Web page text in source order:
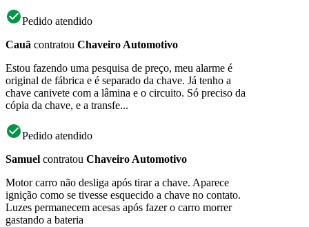
Pedido atendido
Cauã contratou Chaveiro Automotivo
Estou fazendo uma pesquisa de preço, meu alarme é
original de fábrica e é separado da chave. Já tenho a
chave canivete com a lâmina e o circuito. Só preciso da
cópia da chave, e a transfe...
Pedido atendido
Samuel contratou Chaveiro Automotivo
Motor carro não desliga após tirar a chave. Aparece
ignição como se tivesse esquecido a chave no contato.
Luzes permanecem acesas após fazer o carro morrer
gastando a bateria